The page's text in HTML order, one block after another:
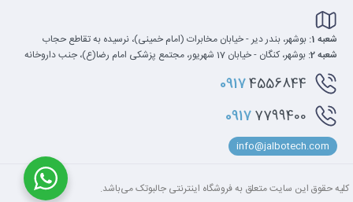
شعبه 1:
بوشهر، بندر دیر - خیابان مخابرات (امام خمینی)، نرسیده به تقاطع حجاب
شعبه 2:
بوشهر، کنگان - خیابان 17 شهریور، مجتمع پزشکی امام رضا(ع)، جنب داروخانه
09174556844
09177799400
info@jalbotech.com
کلیه‌ حقوق این سایت متعلق به فروشگاه اینترنتی جالبوتک می‌باشد.